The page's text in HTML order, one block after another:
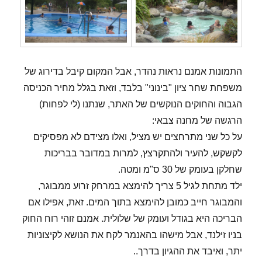
התמונות אמנם נראות נהדר, אבל המקום קיבל בדירוג של
משפחת שחר ציון "בינוני" בלבד, וזאת בגלל מחיר הכניסה
הגבוה והחוקים הנוקשים של האתר, שנתנו (לי לפחות)
הרגשה של מחנה צבאי:
על כל שני מתרחצים יש מציל, ואלו מצידם לא מפסיקים
לקשקש, להעיר ולהתקרצץ, למרות במדובר בבריכות
שחלקן בעומק של 30 ס"מ ומטה.
ילד מתחת לגיל 5 צריך להימצא במרחק זרוע ממבוגר,
והמבוגר חייב כמובן להימצא בתוך המים. זאת, אפילו אם
הבריכה היא בגודל ועומק של שלולית. אמנם זוהי רוח החוק
בניו זילנד, אבל מישהו בהאנמר לקח את הנושא לקיצוניות
יתר, ואיבד את ההגיון בדרך..